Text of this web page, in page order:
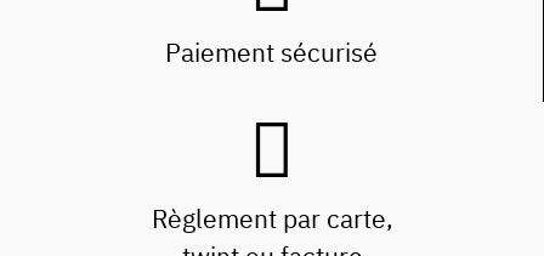
Paiement sécurisé
Règlement par carte,